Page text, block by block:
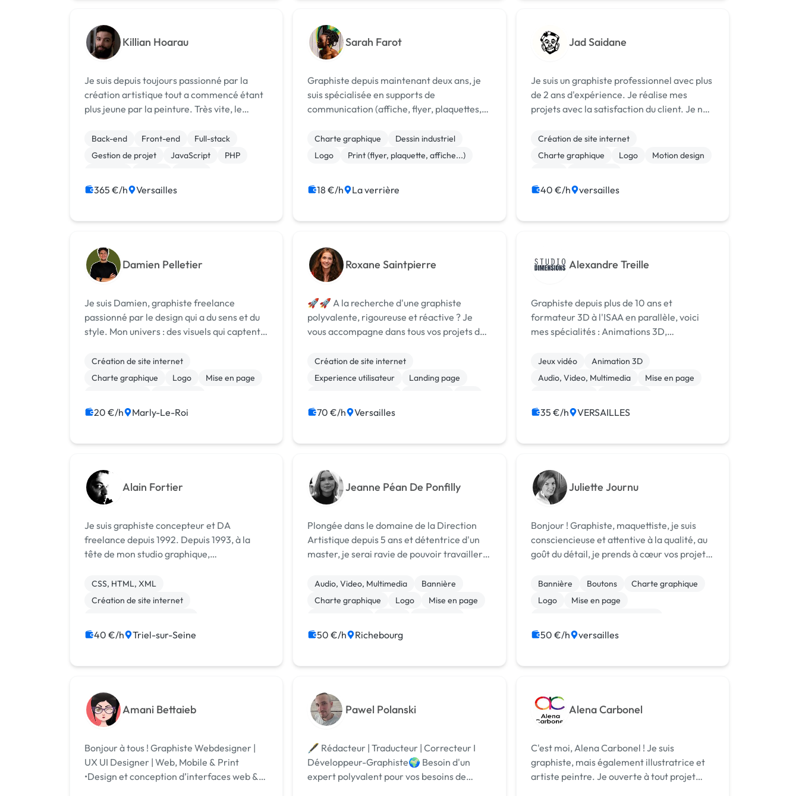
Killian Hoarau
Je suis depuis toujours passionné par la
création artistique tout a commencé étant
plus jeune par la peinture. Très vite, le
moi et c'est naturellement au lycée que j'ai
découvert l'univers du web me per...
Back-end Front-end
Full-stack
Gestion de projet
JavaScript
PHP
Site E-commerce
365 €/h Versailles
Sarah Farot
Graphiste depuis maintenant deux ans, je
suis spécialisée en supports de
communication (affiche, flyer, plaquettes,
de charte graphique) ainsi qu'en
illustration. Diplômée d'un master 2 en
Charte graphique
Dessin industriel
Logo
Print (flyer, plaquette, affiche...)
18 €/h La verrière
Jad Saidane
Je suis un graphiste professionnel avec plus
de 2 ans d'expérience. Je réalise mes
projets avec la satisfaction du client. Je ne
figma, notion, illustrator, photoshop et
indesign. Je fais beaucoup ...
Création de site internet
Charte graphique
Logo
Motion design
Print (flyer, plaquette, affiche...)
40 €/h versailles
Damien Pelletier
Je suis Damien, graphiste freelance
passionné par le design qui a du sens et du
style. Mon univers : des visuels qui captent
renforcent votre image. Je travaille avec
des entreprises, artistes, association...
Création de site internet
Charte graphique
Logo
Mise en page
Print (flyer, plaquette, affiche...)
20 €/h Marly-Le-Roi
Roxane Saintpierre
🚀🚀 A la recherche d'une graphiste
polyvalente, rigoureuse et réactive ? Je
vous accompagne dans tous vos projets de
l’attractivité de votre marque et l’impact de
vos prises de parole : de la création d’une
Création de site internet
Experience utilisateur
Landing page
WordPress
Bannière
70 €/h Versailles
Alexandre Treille
Graphiste depuis plus de 10 ans et
formateur 3D à l'ISAA en parallèle, voici
mes spécialités : Animations 3D,
360, et Packshots 3D Voici mon site
internet [URL MASQUÉE] Je vous
Jeux vidéo
Animation 3D
Audio, Video, Multimedia
Mise en page
35 €/h VERSAILLES
Alain Fortier
Je suis graphiste concepteur et DA
freelance depuis 1992. Depuis 1993, à la
tête de mon studio graphique,
mes clients, agences de communication ou
d’événementiel, PME et PMI, tous types de
CSS, HTML, XML
Création de site internet
Installation de Script
Site clé en main
Audio, Video, Multimedia
40 €/h Triel-sur-Seine
Jeanne Péan De Ponfilly
Plongée dans le domaine de la Direction
Artistique depuis 5 ans et détentrice d'un
master, je serai ravie de pouvoir travailler
dans tous vos projets et vous apporter mon
esprit dynamique, innovant et coll...
Audio, Video, Multimedia
Bannière
Charte graphique
Logo
Mise en page
Print (flyer, plaquette, affiche...)
50 €/h Richebourg
Juliette Journu
Bonjour ! Graphiste, maquettiste, je suis
consciencieuse et attentive à la qualité, au
goût du détail, je prends à cœur vos projets.
unique !
Bannière Boutons
Charte graphique
Logo
Mise en page
50 €/h versailles
Amani Bettaieb
Bonjour à tous ! Graphiste Webdesigner |
UX UI Designer | Web, Mobile & Print
•Design et conception d’interfaces web &
Pawel Polanski
🖋️ Rédacteur | Traducteur | Correcteur I
Développeur-Graphiste🌍 Besoin d'un
expert polyvalent pour vos besoins de
Alena Carbonel
C'est moi, Alena Carbonel ! Je suis
graphiste, mais également illustratrice et
artiste peintre. Je ouverte à tout projet